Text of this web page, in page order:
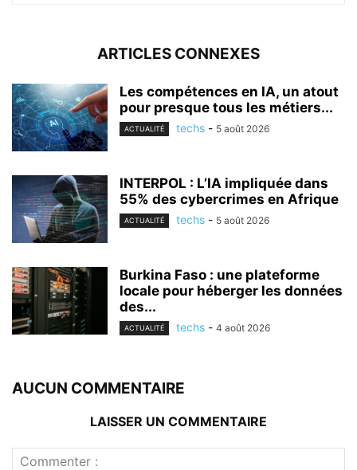
ARTICLES CONNEXES
Les compétences en IA, un atout
pour presque tous les métiers...
ACTUALITÉ techs - 5 août 2026
INTERPOL : L’IA impliquée dans
55% des cybercrimes en Afrique
ACTUALITÉ techs - 5 août 2026
Burkina Faso : une plateforme
locale pour héberger les données
des...
ACTUALITÉ techs - 4 août 2026
AUCUN COMMENTAIRE
LAISSER UN COMMENTAIRE